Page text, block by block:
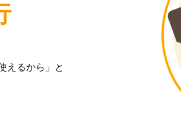
えるから」と